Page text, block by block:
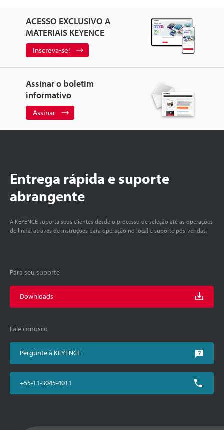
ACESSO EXCLUSIVO A
MATERIAIS KEYENCE
Inscreva-se!
Assinar o boletim
informativo
Assinar
Entrega rápida e suporte
abrangente
A KEYENCE suporta seus clientes desde o processo de seleção até as operações
de linha, através de instruções para operação no local e suporte pós-vendas.
Para seu suporte
Downloads
Fale conosco
Pergunte à KEYENCE
+55-11-3045-4011